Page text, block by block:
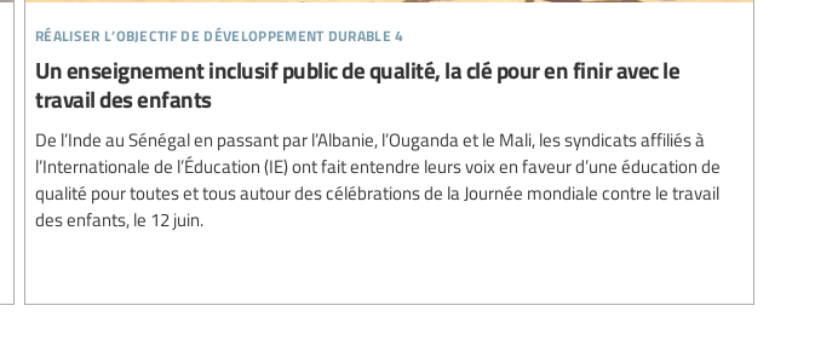
réaliser l’objectif de développement durable 4
Un enseignement inclusif public de qualité, la clé pour en finir avec le
travail des enfants
De l’Inde au Sénégal en passant par l’Albanie, l’Ouganda et le Mali, les syndicats affiliés à
l’Internationale de l’Éducation (IE) ont fait entendre leurs voix en faveur d’une éducation de
qualité pour toutes et tous autour des célébrations de la Journée mondiale contre le travail
des enfants, le 12 juin.